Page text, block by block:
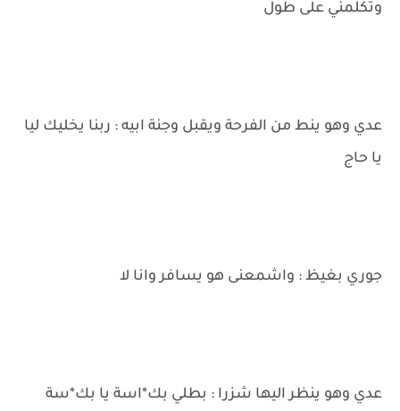
وتكلمني على طول
عدي وهو ينط من الفرحة ويقبل وجنة ابيه : ربنا يخليك ليا
يا حاج
جوري بغيظ : واشمعنى هو يسافر وانا لا
عدي وهو ينظر اليها شزرا : بطلي بك*اسة يا بك*سة